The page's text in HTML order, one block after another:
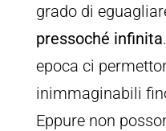
grado di
pressoché infinita
epoca ci
inimmaginabili
Eppure non